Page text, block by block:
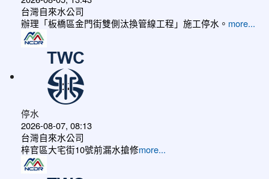
台灣自來水公司
辦理「板橋區金門街雙側汰換管線工程」施工停水。 more...
停水
2026-08-07, 08:13
台灣自來水公司
梓官區大宅街10號前漏水搶修more...